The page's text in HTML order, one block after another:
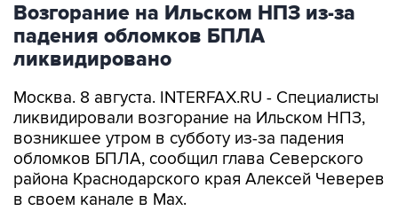
Возгорание на Ильском НПЗ из-за
падения обломков БПЛА
ликвидировано
Москва. 8 августа. INTERFAX.RU - Специалисты
ликвидировали возгорание на Ильском НПЗ,
возникшее утром в субботу из-за падения
обломков БПЛА, сообщил глава Северского
района Краснодарского края Алексей Чеверев
в своем канале в Max.